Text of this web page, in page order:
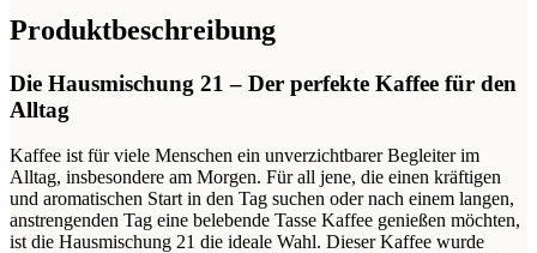
Produktbeschreibung
Die Hausmischung 21 – Der perfekte Kaffee für den
Alltag
Kaffee ist für viele Menschen ein unverzichtbarer Begleiter im
Alltag, insbesondere am Morgen. Für all jene, die einen kräftigen
und aromatischen Start in den Tag suchen oder nach einem langen,
anstrengenden Tag eine belebende Tasse Kaffee genießen möchten,
ist die Hausmischung 21 die ideale Wahl. Dieser Kaffee wurde